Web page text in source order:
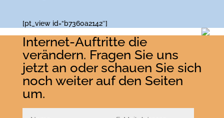
[pt_view id=“b7360a2142″]
Internet-Auftritte die
verändern. Fragen Sie uns
jetzt an oder schauen Sie sich
noch weiter auf den Seiten
um.